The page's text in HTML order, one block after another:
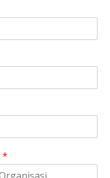
*